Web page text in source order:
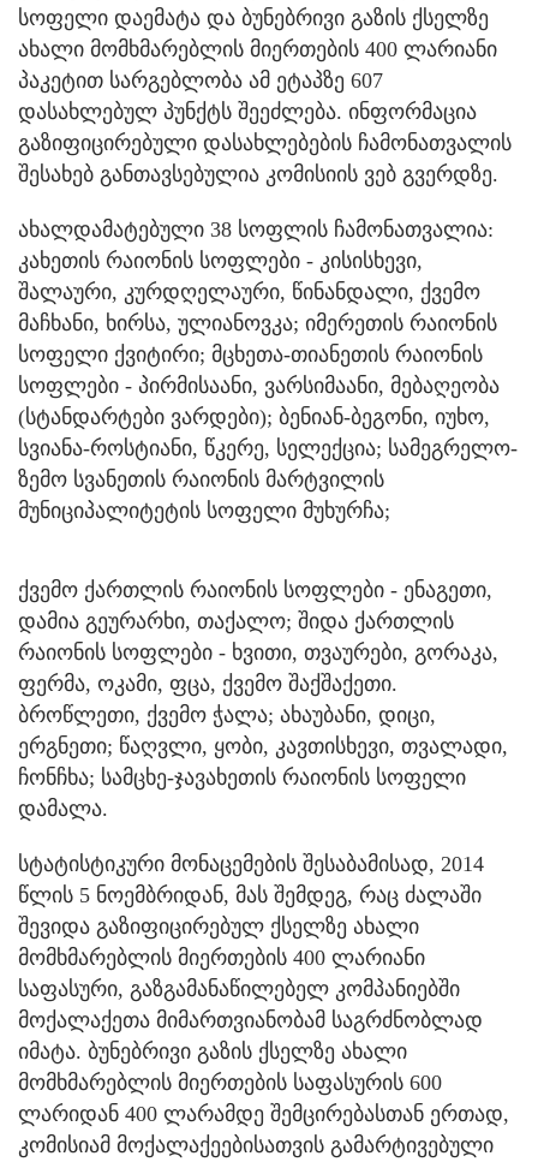
სოფელი დაემატა და ბუნებრივი გაზის ქსელზე
ახალი მომხმარებლის მიერთების 400 ლარიანი
პაკეტით სარგებლობა ამ ეტაპზე 607
დასახლებულ პუნქტს შეეძლება. ინფორმაცია
გაზიფიცირებული დასახლებების ჩამონათვალის
შესახებ განთავსებულია კომისიის ვებ გვერდზე.
ახალდამატებული 38 სოფლის ჩამონათვალია:
კახეთის რაიონის სოფლები - კისისხევი,
შალაური, კურდღელაური, წინანდალი, ქვემო
მაჩხანი, ხირსა, ულიანოვკა; იმერეთის რაიონის
სოფელი ქვიტირი; მცხეთა-თიანეთის რაიონის
სოფლები - პირმისაანი, ვარსიმაანი, მებაღეობა
(სტანდარტები ვარდები); ბენიან-ბეგონი, იუხო,
სვიანა-როსტიანი, წკერე, სელექცია; სამეგრელო-
ზემო სვანეთის რაიონის მარტვილის
მუნიციპალიტეტის სოფელი მუხურჩა;
ქვემო ქართლის რაიონის სოფლები - ენაგეთი,
დამია გეურარხი, თაქალო; შიდა ქართლის
რაიონის სოფლები - ხვითი, თვაურები, გორაკა,
ფერმა, ოკამი, ფცა, ქვემო შაქშაქეთი.
ბროწლეთი, ქვემო ჭალა; ახაუბანი, დიცი,
ერგნეთი; წაღვლი, ყობი, კავთისხევი, თვალადი,
ჩონჩხა; სამცხე-ჯავახეთის რაიონის სოფელი
დამალა.
სტატისტიკური მონაცემების შესაბამისად, 2014
წლის 5 ნოემბრიდან, მას შემდეგ, რაც ძალაში
შევიდა გაზიფიცირებულ ქსელზე ახალი
მომხმარებლის მიერთების 400 ლარიანი
საფასური, გაზგამანაწილებელ კომპანიებში
მოქალაქეთა მიმართვიანობამ საგრძნობლად
იმატა. ბუნებრივი გაზის ქსელზე ახალი
მომხმარებლის მიერთების საფასურის 600
ლარიდან 400 ლარამდე შემცირებასთან ერთად,
კომისიამ მოქალაქეებისათვის გამარტივებული